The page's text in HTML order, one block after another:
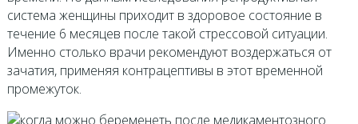
система женщины приходит в здоровое состояние в
течение 6 месяцев после такой стрессовой ситуации.
Именно столько врачи рекомендуют воздержаться от
зачатия, применяя контрацептивы в этот временной
промежуток.